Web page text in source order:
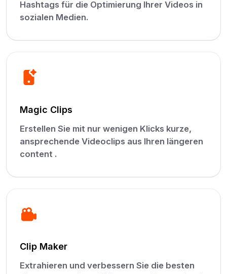
Hashtags für die Optimierung Ihrer Videos in
sozialen Medien.
Magic Clips
Erstellen Sie mit nur wenigen Klicks kurze,
ansprechende Videoclips aus Ihren längeren
content .
Clip Maker
Extrahieren und verbessern Sie die besten